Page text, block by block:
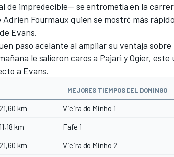
de impredecible— se entrometía en la
Adrien Fourmaux quien se mostró más
Evans.
paso adelante al ampliar su ventaja
le salieron caros a Pajari y Ogier,
a Evans.
MEJORES TIEMPOS DEL DOMINGO
21,60 km Vieira do Minho 1
11,18 km Fafe 1
21,60 km Vieira do Minho 2